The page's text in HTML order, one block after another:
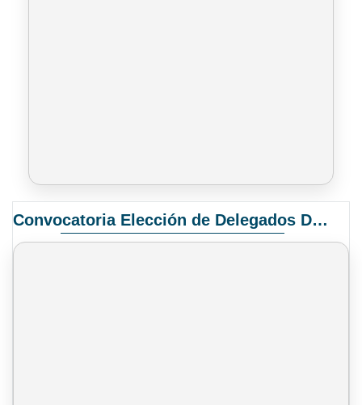
Convocatoria Elección de Delegados Docentes para el XIV Congreso Nacional de Universidades